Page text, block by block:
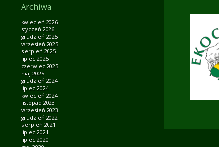
Archiwa
kwiecień 2026
styczeń 2026
grudzień 2025
wrzesień 2025
sierpień 2025
lipiec 2025
czerwiec 2025
maj 2025
grudzień 2024
lipiec 2024
kwiecień 2024
listopad 2023
wrzesień 2023
grudzień 2022
sierpień 2021
lipiec 2021
lipiec 2020